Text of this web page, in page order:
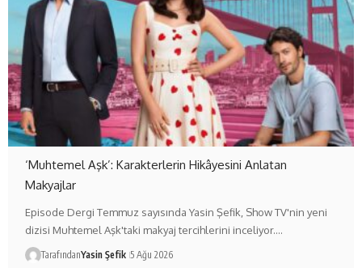
‘Muhtemel Aşk’: Karakterlerin Hikâyesini Anlatan
Makyajlar
Episode Dergi Temmuz sayısında Yasin Şefik, Show TV'nin yeni
dizisi Muhtemel Aşk'taki makyaj tercihlerini inceliyor.…
TarafındanYasin Şefik 5 Ağu 2026